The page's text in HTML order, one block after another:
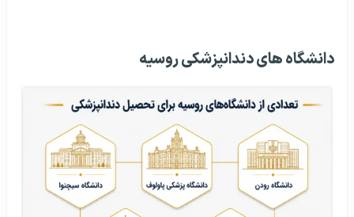
دانشگاه‌ های دندانپزشکی روسیه